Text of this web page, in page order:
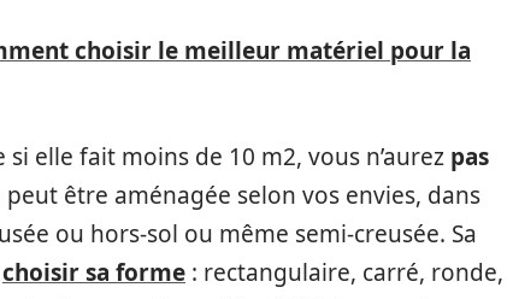
choisir le meilleur matériel pour la
elle fait moins de 10 m2, vous n’aurez pas
peut être aménagée selon vos envies, dans
ou hors-sol ou même semi-creusée. Sa
choisir sa forme : rectangulaire, carré, ronde,